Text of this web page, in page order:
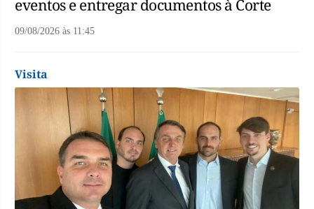
eventos e entregar documentos à Corte
09/08/2026 às 11:45
Visita